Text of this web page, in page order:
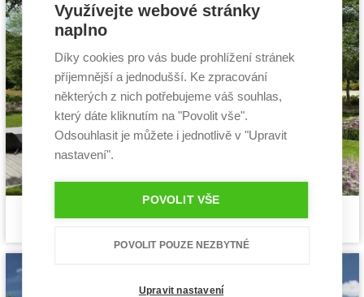
Cena stavby svépomocí:
3 899 400 Kč
Dispozice:
5+1
Využívejte webové stránky
naplno
Díky cookies pro vás bude prohlížení stránek
příjemnější a jednodušší. Ke zpracování
některých z nich potřebujeme váš souhlas,
který dáte kliknutím na "Povolit vše".
Odsouhlasit je můžete i jednotlivě v "Upravit
nastavení".
POVOLIT VŠE
POVOLIT POUZE NEZBYTNÉ
Upravit nastavení